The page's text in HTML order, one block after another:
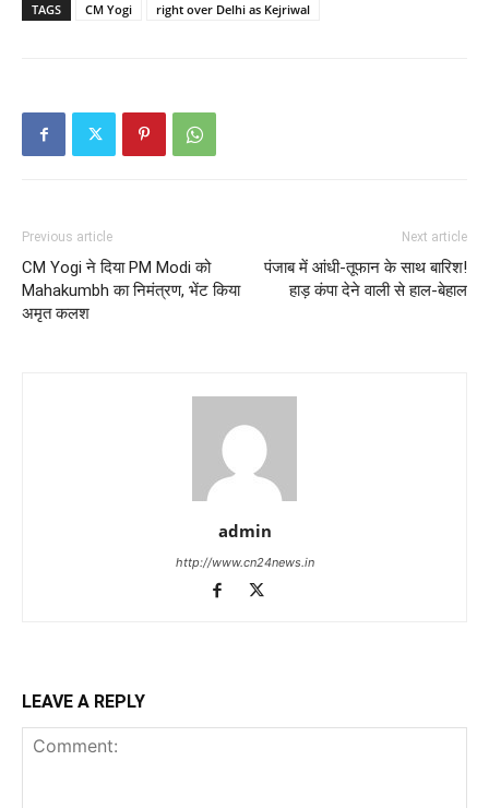
TAGS CM Yogi right over Delhi as Kejriwal
Previous article
CM Yogi ने दिया PM Modi को
Mahakumbh का निमंत्रण, भेंट किया
अमृत कलश
Next article
पंजाब में आंधी-तूफान के साथ बारिश!
हाड़ कंपा देने वाली से हाल-बेहाल
admin
http://www.cn24news.in
LEAVE A REPLY